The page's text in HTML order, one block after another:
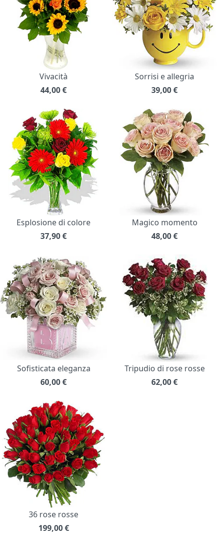
Vivacità
44,00€
Sorrisi e allegria
39,00€
Esplosione di colore
37,90€
Magico momento
48,00€
Sofisticata eleganza
60,00€
Tripudio di rose rosse
62,00€
36 rose rosse
199,00 €